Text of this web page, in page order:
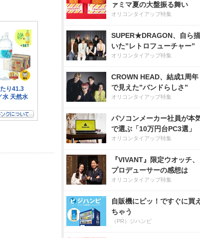
ァミマ夏の大盤振る舞い
オリコンタイアップ特集
SUPER★DRAGON、自ら描
いた”レトロフューチャー”
オリコンタイアップ特集
CROWN HEAD、結成1周年
で見えた”バンドらしさ”
オリコンタイアップ特集
パソコンメーカー社員が本
で選ぶ「10万円台PC3選」
オリコンタイアップ特集
『VIVANT』限定ウオッチ、
プロデューサーの感想は
オリコンタイアップ特集
自販機にピッ！ですぐに買え
ちゃう
（PR）ジハンピ